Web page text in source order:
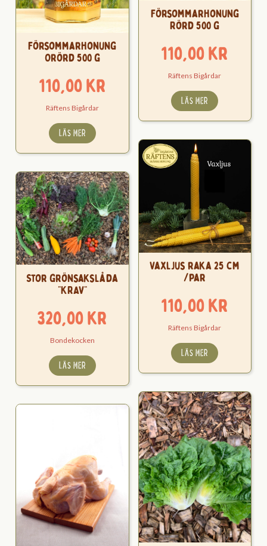
Försommarhonung
Rörd 500 g
110,00kr
Räftens Bigårdar
LÄS MER
Försommarhonung
Orörd 500 g
110,00kr
Räftens Bigårdar
LÄS MER
Vaxljus raka 25 cm
/par
110,00kr
Räftens Bigårdar
LÄS MER
Stor grönsakslåda
“KRAV”
320,00kr
Bondekocken
LÄS MER